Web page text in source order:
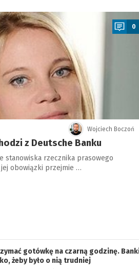
0
Wojciech Boczoń
z Deutsche Banku
stanowiska rzecznika prasowego
jej obowiązki przejmie …
gotówkę na czarną godzinę.
żeby było o nią trudniej